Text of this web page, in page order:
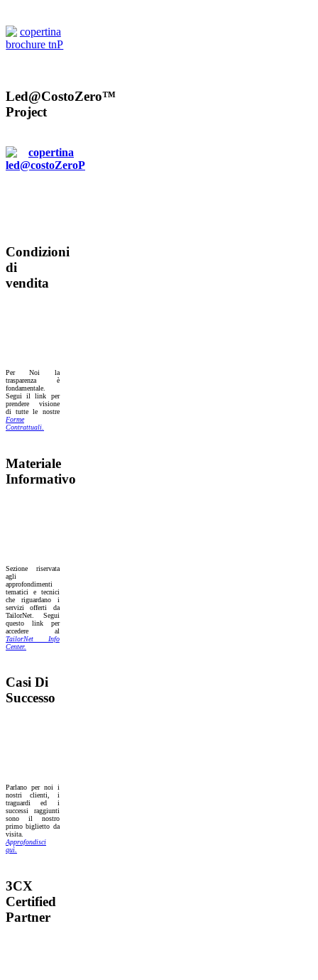
Led@CostoZero™
Project
Condizioni
di
vendita
Per Noi la
trasparenza è
fondamentale.
Segui il link per
prendere visione
di tutte le nostre
Forme
Contrattuali.
Materiale
Informativo
Sezione riservata
agli
approfondimenti
tematici e tecnici
che riguardano i
servizi offerti da
TailorNet. Segui
questo link per
accedere al
TailorNet Info
Center.
Casi Di
Successo
Parlano per noi i
nostri clienti, i
traguardi ed i
successi raggiunti
sono il nostro
primo biglietto da
visita.
Approfondisci
quì.
3CX
Certified
Partner